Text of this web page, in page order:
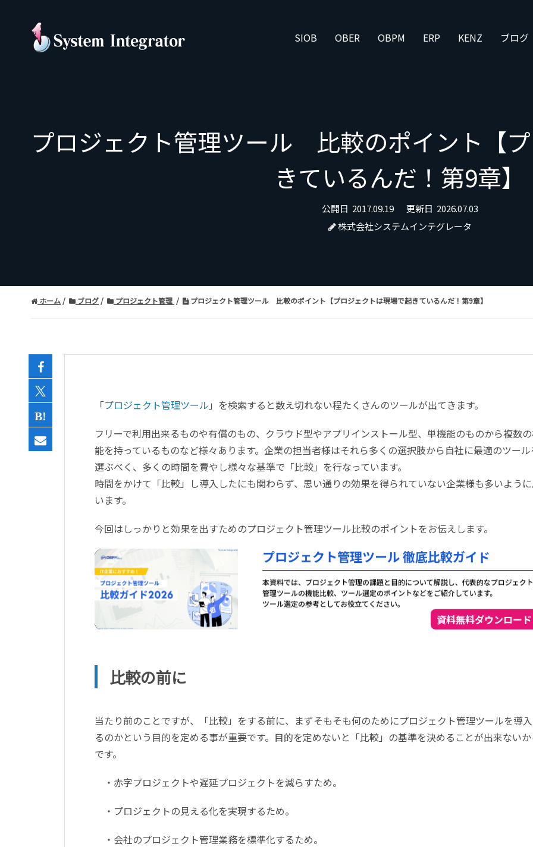
SIOB OBER OBPM ERP KENZ ブログ
プロジェクト管理ツール 比較のポイント【
きているんだ！第9章】
公開日 2017.09.19 更新日 2026.07.03
株式会社システムインテグレータ
ホーム ブログ プロジェクト管理 プロジェクト管理ツール 比較のポイント【プロジェクトは現場で起きているんだ！第9章】
「プロジェクト管理ツール 」を検索すると数え切れない程たくさんのツールが出てきます。
フリーで利用出来るものや有償のもの、クラウド型やアプリインストール型、単機能のものから複数
能を持っているものなど様々あります。企業の担当者様はそれら多くの選択肢から自社に最適のツー
選ぶべく、多くの時間を費やし様々な基準で「比較」を行なっています。
時間をかけて「比較」し導入したにも関わらず、思い通りの効果を得られていない企業様も多いよう
います。
今回はしっかりと効果を出すためのプロジェクト管理ツール比較のポイントをお伝えします。
比較の前に
当たり前のことですが、「比較」をする前に、まずそもそも何のためにプロジェクト管理ツールを導
るのかという目的を定める事が重要です。目的を定めないと「比較」の基準を決めることが出来ない
です。
・赤字プロジェクトや遅延プロジェクトを減らすため。
・プロジェクトの見える化を実現するため。
・会社のプロジェクト管理業務を標準化するため。